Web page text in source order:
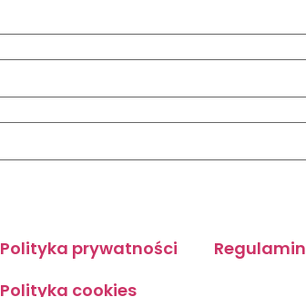
Polityka prywatności Regulamin
Polityka cookies